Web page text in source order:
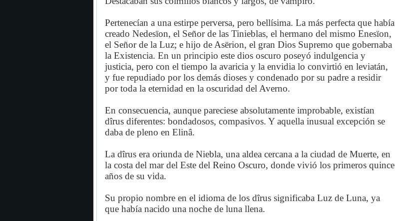
Pertenecían a una estirpe perversa, pero bellísima. La más perfecta que había
creado Nedesïon, el Señor de las Tinieblas, el hermano del mismo Enesïon,
el Señor de la Luz; e hijo de Asërion, el gran Dios Supremo que gobernaba
la Existencia. En un principio este dios oscuro poseyó indulgencia y
justicia, pero con el tiempo la avaricia y la envidia lo convirtió en leviatán,
y fue repudiado por los demás dioses y condenado por su padre a residir
por toda la eternidad en la oscuridad del Averno.
En consecuencia, aunque pareciese absolutamente improbable, existían
dîrus diferentes: bondadosos, compasivos. Y aquella inusual excepción se
daba de pleno en Elinâ.
La dîrus era oriunda de Niebla, una aldea cercana a la ciudad de Muerte, en
la costa del mar del Este del Reino Oscuro, donde vivió los primeros quince
años de su vida.
Su propio nombre en el idioma de los dîrus significaba Luz de Luna, ya
que había nacido una noche de luna llena.